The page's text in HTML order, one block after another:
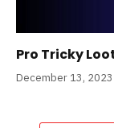
Pro Tricky
December 13, 2023